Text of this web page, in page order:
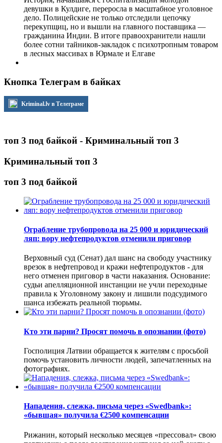
девушки в Кулдиге, переросла в масштабное уголовное
дело. Полицейские не только отследили цепочку
перекупщиц, но и вышли на главного поставщика —
гражданина Индии. В итоге правоохранители нашли
более сотни тайников-закладок с психотропным товаром
в лесных массивах в Юрмале и Елгаве
Кнопка Телеграм в байках
Kriminal.lv в Телеграме
топ 3 под байкой - Криминальный топ 3
Криминальный топ 3
топ 3 под байкой
Ограбление трубопровода на 25 000 и юридический
ляп: вору нефтепродуктов отменили приговор
Верховный суд (Сенат) дал шанс на свободу участнику
врезок в нефтепровод и кражи нефтепродуктов - для
него отменен приговор в части наказания. Основание:
судьи апелляционной инстанции не учли переходные
правила к Уголовному закону и лишили подсудимого
шанса избежать реальной тюрьмы.
Кто эти парни? Просят помочь в опознании (фото)
Госполиция Латвии обращается к жителям с просьбой
помочь установить личности людей, запечатленных на
фотографиях.
Нападения, слежка, письма через «Swedbank»:
«бывшая» получила €2500 компенсации
Рижанин, который несколько месяцев «прессовал» свою